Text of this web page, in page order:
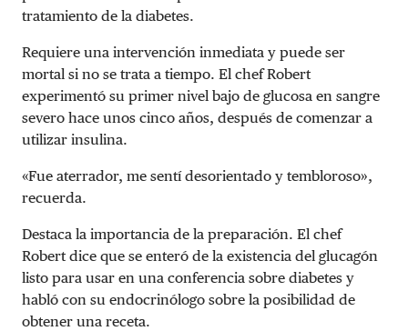
tratamiento de la diabetes.
Requiere una intervención inmediata y puede ser
mortal si no se trata a tiempo. El chef Robert
experimentó su primer nivel bajo de glucosa en sangre
severo hace unos cinco años, después de comenzar a
utilizar insulina.
«Fue aterrador, me sentí desorientado y tembloroso»,
recuerda.
Destaca la importancia de la preparación. El chef
Robert dice que se enteró de la existencia del glucagón
listo para usar en una conferencia sobre diabetes y
habló con su endocrinólogo sobre la posibilidad de
obtener una receta.